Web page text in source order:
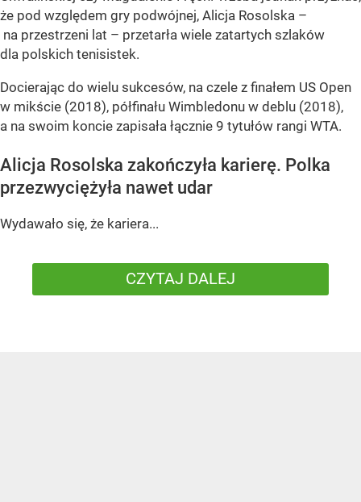
że pod względem gry podwójnej, Alicja Rosolska –
na przestrzeni lat – przetarła wiele zatartych szlaków
dla polskich tenisistek.
Docierając do wielu sukcesów, na czele z finałem US Open
w mikście (2018), półfinału Wimbledonu w deblu (2018),
a na swoim koncie zapisała łącznie 9 tytułów rangi WTA.
Alicja Rosolska zakończyła karierę. Polka
przezwyciężyła nawet udar
Wydawało się, że kariera...
CZYTAJ DALEJ